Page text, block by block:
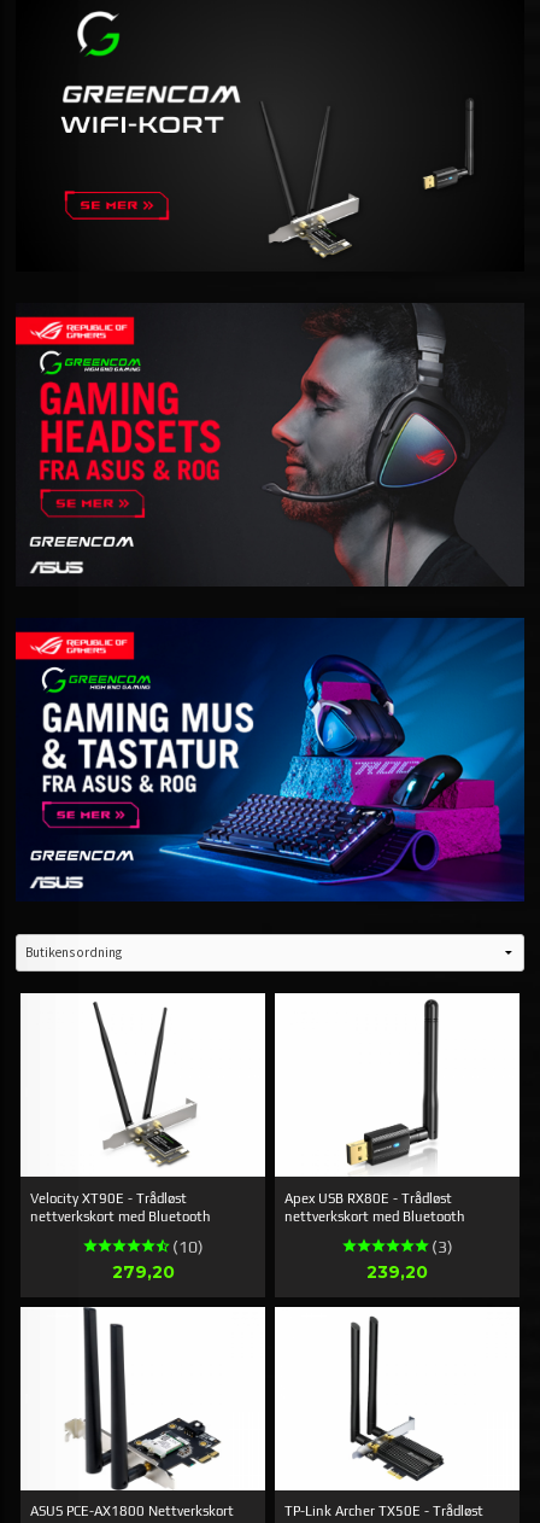
Velocity XT90E - Trådløst
nettverkskort med Bluetooth
(10)
Pris
279,20
Apex USB RX80E - Trådløst
nettverkskort med Bluetooth
(3)
Pris
239,20
ASUS PCE-AX1800 Nettverkskort
TP-Link Archer TX50E - Trådløst